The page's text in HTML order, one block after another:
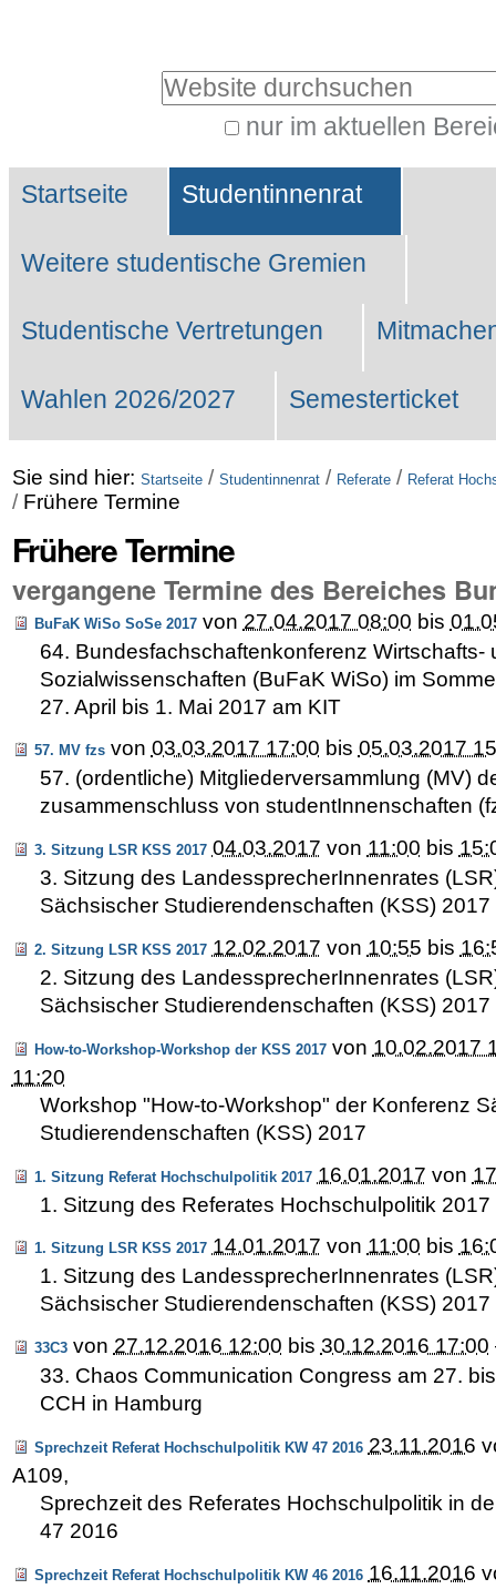
Website durchsuchen
nur im aktuellen
Suche…
Sektionen
Startseite Studentinnenrat
Weitere studentische Gremien
Studentische Vertretungen
Wahlen 2026/2027 Semesterticket
Sie sind hier: Startseite / Studentinnenrat / Referate / Referat
/ Frühere Termine
Frühere Termine
vergangene Termine des Bereiches
BuFaK WiSo SoSe 2017 von 27.04.2017 08:00 bis
64. Bundesfachschaftenkonferenz Wirtschafts-
Sozialwissenschaften (BuFaK WiSo) im
27. April bis 1. Mai 2017 am KIT
57. MV fzs von 03.03.2017 17:00 bis 05.03.2017
57. (ordentliche) Mitgliederversammlung (MV)
zusammenschluss von studentInnenschaften
3. Sitzung LSR KSS 2017 04.03.2017 von 11:00 bis
3. Sitzung des LandessprecherInnenrates
Sächsischer Studierendenschaften (KSS) 2017
2. Sitzung LSR KSS 2017 12.02.2017 von 10:55 bis
2. Sitzung des LandessprecherInnenrates
Sächsischer Studierendenschaften (KSS) 2017
How-to-Workshop-Workshop der KSS 2017 von 10.02.2017
11:20
Workshop "How-to-Workshop" der Konferenz
Studierendenschaften (KSS) 2017
1. Sitzung Referat Hochschulpolitik 2017 16.01.2017 von
1. Sitzung des Referates Hochschulpolitik 2017
1. Sitzung LSR KSS 2017 14.01.2017 von 11:00 bis
1. Sitzung des LandessprecherInnenrates
Sächsischer Studierendenschaften (KSS) 2017
33C3 von 27.12.2016 12:00 bis 30.12.2016 17:00
33. Chaos Communication Congress am 27.
CCH in Hamburg
Sprechzeit Referat Hochschulpolitik KW 47 2016 23.11.2016
A109,
Sprechzeit des Referates Hochschulpolitik in
47 2016
Sprechzeit Referat Hochschulpolitik KW 46 2016 16.11.2016